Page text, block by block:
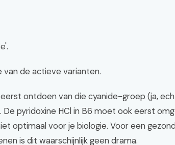
van de actieve varianten.
ontdoen van die cyanide-groep (ja,
pyridoxine HCl in B6 moet ook eerst
optimaal voor je biologie. Voor een
is dit waarschijnlijk geen drama.